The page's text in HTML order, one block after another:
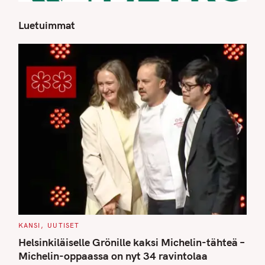
Luetuimmat
C
T
E
G
O
KANSI UUTISET
Helsinkiläiselle Grönille kaksi Michelin-tähteä –
Michelin-oppaassa on nyt 34 ravintolaa
S
e
a